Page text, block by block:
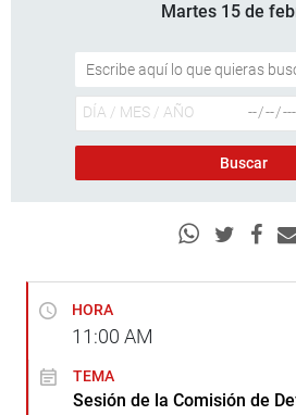
Martes 15 de
HORA
11:00 AM
TEMA
Sesión de la Comisión de